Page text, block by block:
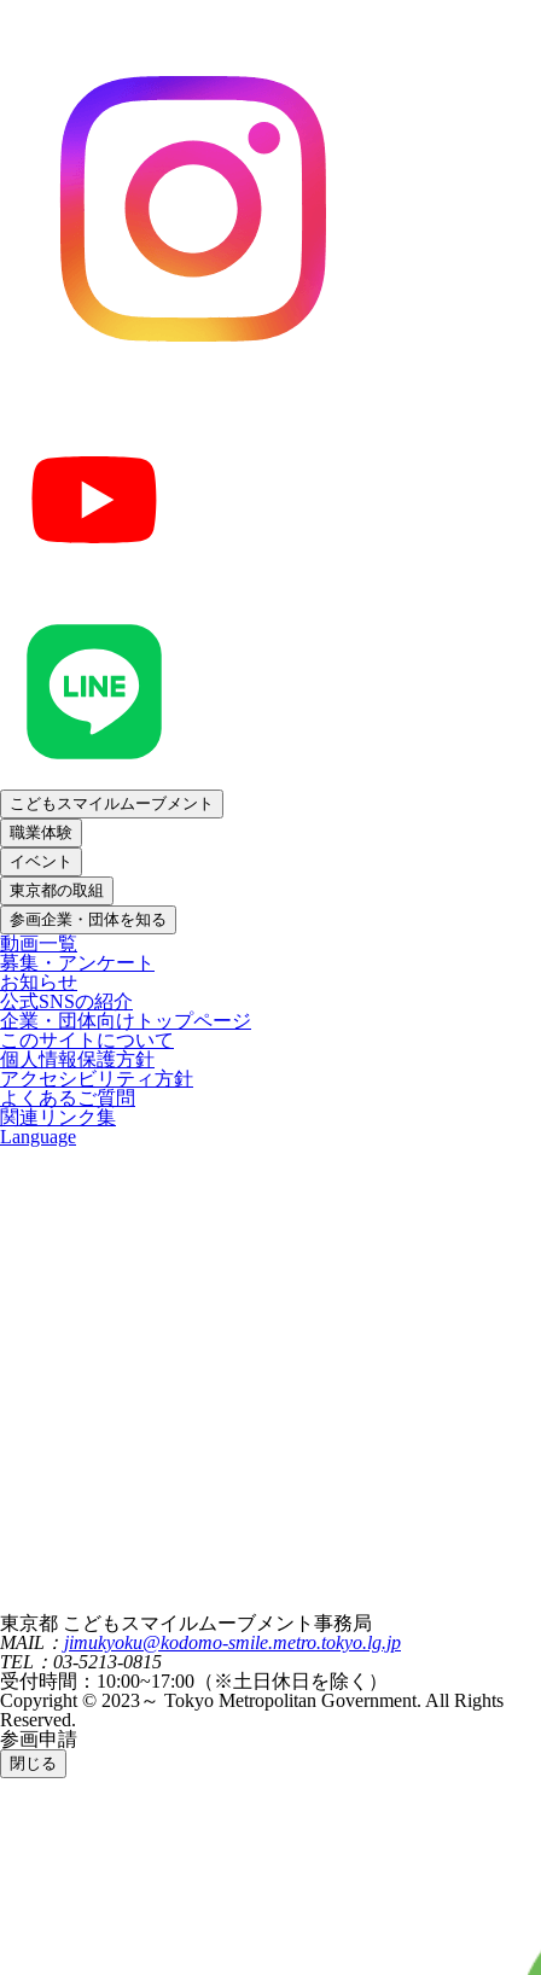
こどもスマイルムーブメント
職業体験
イベント
東京都の取組
参画企業・団体を知る
動画一覧
募集・アンケート
お知らせ
公式SNSの紹介
企業・団体向けトップページ
このサイトについて
個人情報保護方針
アクセシビリティ方針
よくあるご質問
関連リンク集
Language
東京都 こどもスマイルムーブメント事務局
MAIL： jimukyoku@kodomo-smile.metro.tokyo.lg.jp
TEL：03-5213-0815
受付時間：10:00~17:00（※土日休日を除く）
Copyright © 2023～ Tokyo Metropolitan Government. All Rights
Reserved.
参画申請
閉じる